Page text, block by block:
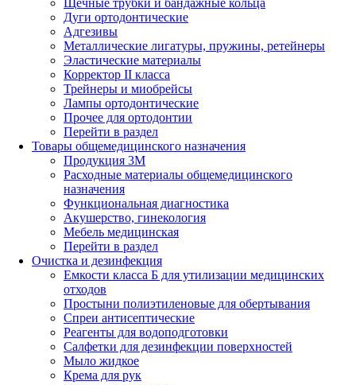
Щечные трубки и бандажные кольца
Дуги ортодонтические
Адгезивы
Металлические лигатуры, пружины, ретейнеры
Эластические материалы
Корректор II класса
Трейнеры и миобрейсы
Лампы ортодонтические
Прочее для ортодонтии
Перейти в раздел
Товары общемедицинского назначения
Продукция 3М
Расходные материалы общемедицинского
назначения
Функциональная диагностика
Акушерство, гинекология
Мебель медицинская
Перейти в раздел
Очистка и дезинфекция
Емкости класса Б для утилизации медицинских
отходов
Простыни полиэтиленовые для обертывания
Спреи антисептические
Реагенты для водоподготовки
Салфетки для дезинфекции поверхностей
Мыло жидкое
Крема для рук